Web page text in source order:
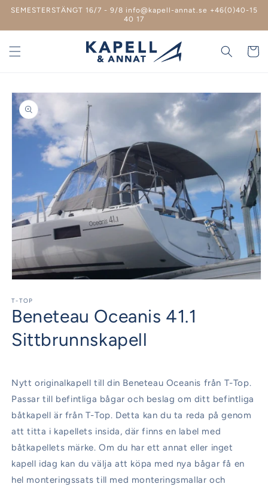
vidare
innehåll
SEMESTERSTÄNGT 16/7 - 9/8 info@kapell-annat.se +46(0)40-15
40 17
vidare till
1
i
modalfönster
T-TOP
Beneteau Oceanis 41.1
Sittbrunnskapell
Nytt originalkapell till din Beneteau Oceanis från T-Top.
Passar till befintliga bågar och beslag om ditt befintliga
båtkapell är från T-Top. Detta kan du ta reda på genom
att titta i kapellets insida, där finns en label med
båtkapellets märke. Om du har ett annat eller inget
kapell idag kan du välja att köpa med nya bågar få en
hel monteringssats till med monteringsmallar och